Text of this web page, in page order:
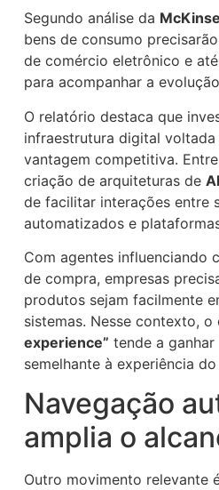
Segundo análise da
bens de consumo
de comércio eletrônico e
para acompanhar a
O relatório destaca que
infraestrutura digital
vantagem competitiva.
criação de arquiteturas de
de facilitar interações entre
automatizados e
Com agentes influenciando
de compra, empresas
produtos sejam facilmente
sistemas. Nesse contexto,
experience” tende a
semelhante à experiência
Navegação
amplia o
Outro movimento relevante